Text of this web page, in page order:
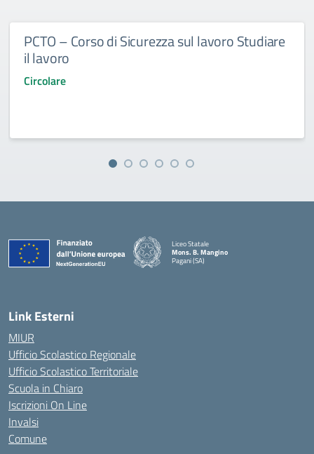
PCTO – Corso di Sicurezza sul lavoro Studiare
il lavoro
Circolare
Liceo Statale
Mons. B. Mangino
Pagani (SA)
— Visita la pagina iniziale della scuola
Link Esterni
MIUR
Ufficio Scolastico Regionale
Ufficio Scolastico Territoriale
Scuola in Chiaro
Iscrizioni On Line
Invalsi
Comune